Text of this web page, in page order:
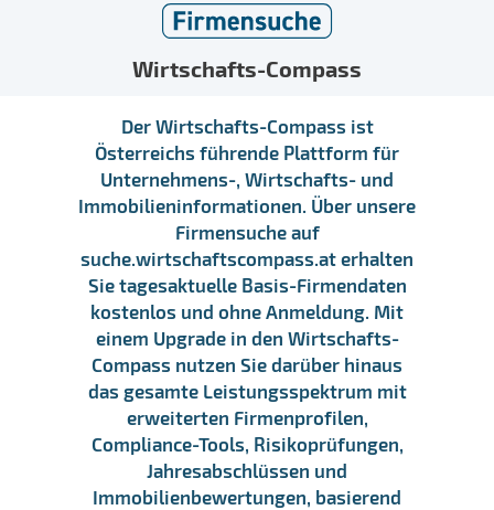
Wirtschafts-Compass
Der Wirtschafts-Compass ist
Österreichs führende Plattform für
Unternehmens-, Wirtschafts- und
Immobilieninformationen. Über unsere
Firmensuche auf
suche.wirtschaftscompass.at erhalten
Sie tagesaktuelle Basis-Firmendaten
kostenlos und ohne Anmeldung. Mit
einem Upgrade in den Wirtschafts-
Compass nutzen Sie darüber hinaus
das gesamte Leistungsspektrum mit
erweiterten Firmenprofilen,
Compliance-Tools, Risikoprüfungen,
Jahresabschlüssen und
Immobilienbewertungen, basierend